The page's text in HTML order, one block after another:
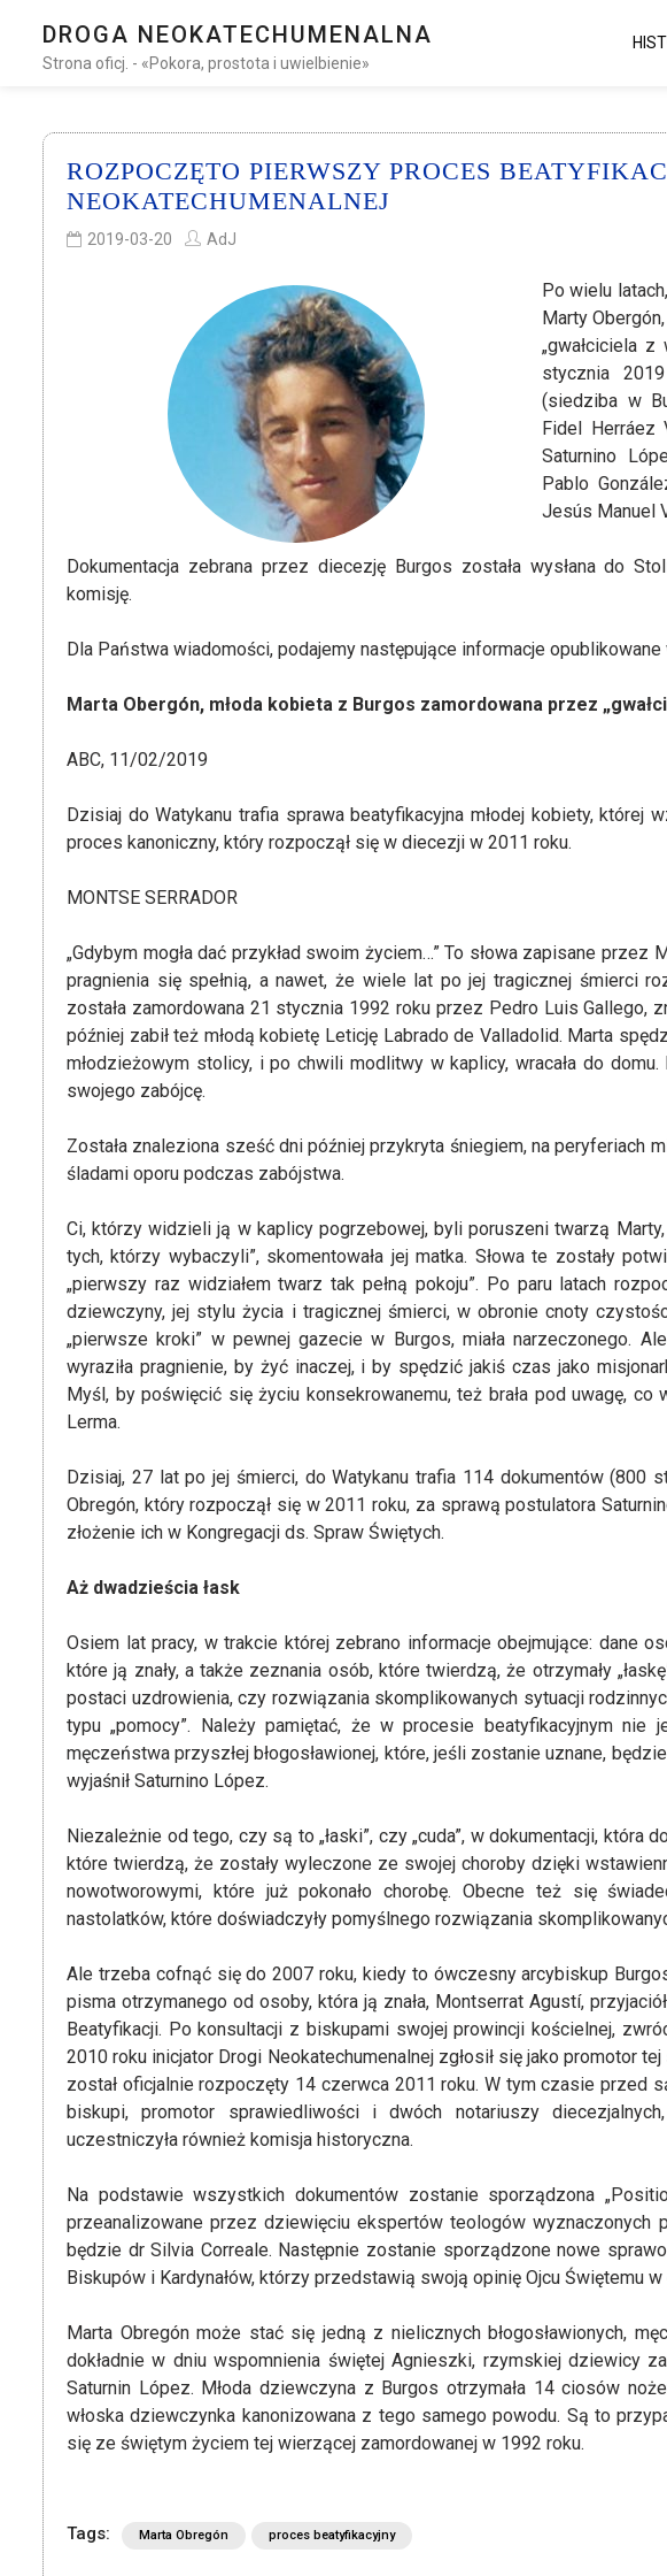
DROGA NEOKATECHUMENALNA
Strona oficj. - «Pokora, prostota i uwielbienie»
ROZPOCZĘTO PIERWSZY PROCES
NEOKATECHUMENALNEJ
2019-03-20 AdJ
Po wielu
Marty
„gwałciciela
stycznia
(siedziba w
Fidel Herráez
Saturnino
Pablo
Jesús Manuel
Dokumentacja zebrana przez diecezję Burgos została wysłana do
komisję.
Dla Państwa wiadomości, podajemy następujące informacje
Marta Obergón, młoda kobieta z Burgos zamordowana przez
ABC, 11/02/2019
Dzisiaj do Watykanu trafia sprawa beatyfikacyjna młodej kobiety, której
proces kanoniczny, który rozpoczął się w diecezji w 2011 roku.
MONTSE SERRADOR
„Gdybym mogła dać przykład swoim życiem…” To słowa zapisane przez
pragnienia się spełnią, a nawet, że wiele lat po jej tragicznej śmierci
została zamordowana 21 stycznia 1992 roku przez Pedro Luis Gallego,
później zabił też młodą kobietę Leticję Labrado de Valladolid. Marta
młodzieżowym stolicy, i po chwili modlitwy w kaplicy, wracała do
swojego zabójcę.
Została znaleziona sześć dni później przykryta śniegiem, na peryferiach
śladami oporu podczas zabójstwa.
Ci, którzy widzieli ją w kaplicy pogrzebowej, byli poruszeni twarzą
tych, którzy wybaczyli”, skomentowała jej matka. Słowa te zostały
„pierwszy raz widziałem twarz tak pełną pokoju”. Po paru latach
dziewczyny, jej stylu życia i tragicznej śmierci, w obronie cnoty
„pierwsze kroki” w pewnej gazecie w Burgos, miała narzeczonego.
wyraziła pragnienie, by żyć inaczej, i by spędzić jakiś czas jako
Myśl, by poświęcić się życiu konsekrowanemu, też brała pod uwagę,
Lerma.
Dzisiaj, 27 lat po jej śmierci, do Watykanu trafia 114 dokumentów (800
Obregón, który rozpoczął się w 2011 roku, za sprawą postulatora
złożenie ich w Kongregacji ds. Spraw Świętych.
Aż dwadzieścia łask
Osiem lat pracy, w trakcie której zebrano informacje obejmujące: dane
które ją znały, a także zeznania osób, które twierdzą, że otrzymały
postaci uzdrowienia, czy rozwiązania skomplikowanych sytuacji
typu „pomocy”. Należy pamiętać, że w procesie beatyfikacyjnym
męczeństwa przyszłej błogosławionej, które, jeśli zostanie uznane,
wyjaśnił Saturnino López.
Niezależnie od tego, czy są to „łaski”, czy „cuda”, w dokumentacji, która
które twierdzą, że zostały wyleczone ze swojej choroby dzięki
nowotworowymi, które już pokonało chorobę. Obecne też się
nastolatków, które doświadczyły pomyślnego rozwiązania
Ale trzeba cofnąć się do 2007 roku, kiedy to ówczesny arcybiskup
pisma otrzymanego od osoby, która ją znała, Montserrat Agustí,
Beatyfikacji. Po konsultacji z biskupami swojej prowincji kościelnej,
2010 roku inicjator Drogi Neokatechumenalnej zgłosił się jako promotor
został oficjalnie rozpoczęty 14 czerwca 2011 roku. W tym czasie przed
biskupi, promotor sprawiedliwości i dwóch notariuszy
uczestniczyła również komisja historyczna.
Na podstawie wszystkich dokumentów zostanie sporządzona
przeanalizowane przez dziewięciu ekspertów teologów wyznaczonych
będzie dr Silvia Correale. Następnie zostanie sporządzone nowe
Biskupów i Kardynałów, którzy przedstawią swoją opinię Ojcu Świętemu
Marta Obregón może stać się jedną z nielicznych błogosławionych,
dokładnie w dniu wspomnienia świętej Agnieszki, rzymskiej dziewicy
Saturnin López. Młoda dziewczyna z Burgos otrzymała 14 ciosów
włoska dziewczynka kanonizowana z tego samego powodu. Są to
się ze świętym życiem tej wierzącej zamordowanej w 1992 roku.
Tags: Marta Obregón proces beatyfikacyjny